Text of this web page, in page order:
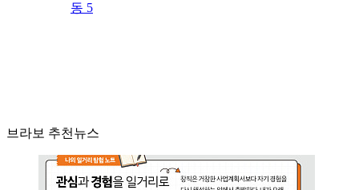
동 5
브라보 추천뉴스